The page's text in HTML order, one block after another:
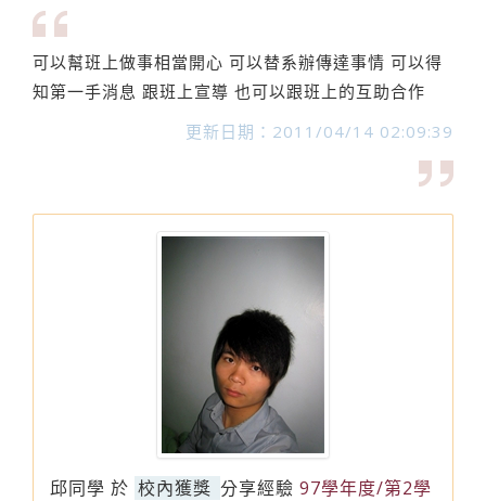
可以幫班上做事相當開心 可以替系辦傳達事情 可以得
知第一手消息 跟班上宣導 也可以跟班上的互助合作
更新日期：2011/04/14 02:09:39
邱同學 於 校內獲獎 分享經驗 97學年度/第2學